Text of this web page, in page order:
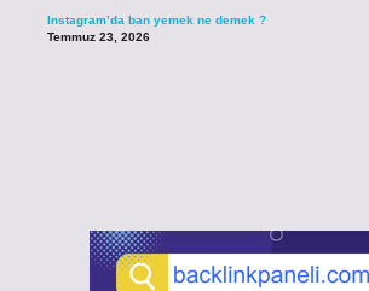
Instagram’da ban yemek ne demek ?
Temmuz 23, 2026